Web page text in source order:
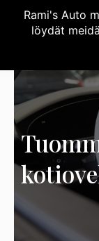
Rami's Auto
löydät